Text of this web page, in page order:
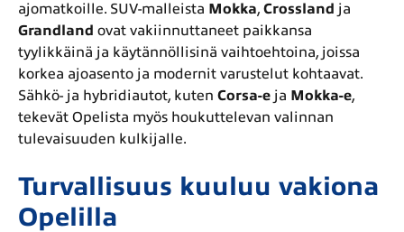
ajomatkoille. SUV-malleista Mokka, Crossland ja
Grandland ovat vakiinnuttaneet paikkansa
tyylikkäinä ja käytännöllisinä vaihtoehtoina, joissa
korkea ajoasento ja modernit varustelut kohtaavat.
Sähkö- ja hybridiautot, kuten Corsa-e ja Mokka-e,
tekevät Opelista myös houkuttelevan valinnan
tulevaisuuden kulkijalle.
Turvallisuus kuuluu vakiona
Opelilla